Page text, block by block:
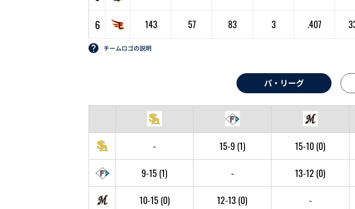
6 143 57 83 3 .407
チームロゴの説明
パ・リーグ
- 15-9 (1) 15-10(0)
9-15 (1) - 13-12 (0)
10-15 (0) 12-13 (0) -